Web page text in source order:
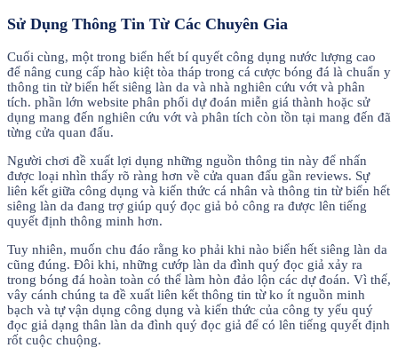
Sử Dụng Thông Tin Từ Các Chuyên Gia
Cuối cùng, một trong biển hết bí quyết công dụng nước lượng cao
để nâng cung cấp hào kiệt tòa tháp trong cá cược bóng đá là chuẩn y
thông tin từ biển hết siêng làn da và nhà nghiên cứu vớt và phân
tích. phần lớn website phân phối dự đoán miễn giá thành hoặc sử
dụng mang đến nghiên cứu vớt và phân tích còn tồn tại mang đến đã
từng cửa quan đấu.
Người chơi đề xuất lợi dụng những nguồn thông tin này để nhấn
được loại nhìn thấy rõ ràng hơn về cửa quan đấu gần reviews. Sự
liên kết giữa công dụng và kiến thức cá nhân và thông tin từ biển hết
siêng làn da đang trợ giúp quý đọc giả bỏ công ra được lên tiếng
quyết định thông minh hơn.
Tuy nhiên, muốn chu đáo rằng ko phải khi nào biển hết siêng làn da
cũng đúng. Đôi khi, những cướp làn da đình quý đọc giả xảy ra
trong bóng đá hoàn toàn có thể làm hòn đảo lộn các dự đoán. Vì thế,
vây cánh chúng ta đề xuất liên kết thông tin từ ko ít nguồn minh
bạch và tự vận dụng công dụng và kiến thức của công ty yếu quý
đọc giả dạng thân làn da đình quý đọc giả để có lên tiếng quyết định
rốt cuộc chuộng.